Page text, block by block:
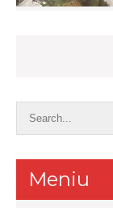
Meniu